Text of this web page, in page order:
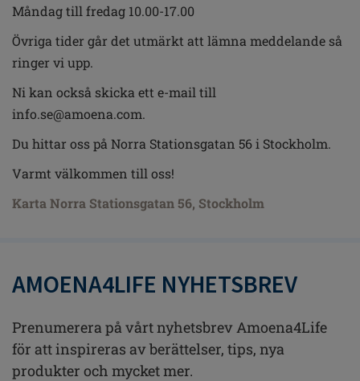
Måndag till fredag 10.00-17.00
Övriga tider går det utmärkt att lämna meddelande så
ringer vi upp.
Ni kan också skicka ett e-mail till
info.se@amoena.com.
Du hittar oss på Norra Stationsgatan 56 i Stockholm.
Varmt välkommen till oss!
Karta Norra Stationsgatan 56, Stockholm
AMOENA4LIFE NYHETSBREV
Prenumerera på vårt nyhetsbrev Amoena4Life
för att inspireras av berättelser, tips, nya
produkter och mycket mer.